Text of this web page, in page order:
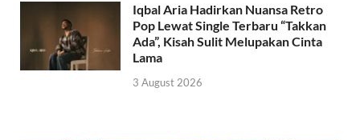
Iqbal Aria Hadirkan Nuansa Retro
Pop Lewat Single Terbaru “Takkan
Ada”, Kisah Sulit Melupakan Cinta
Lama
3 August 2026